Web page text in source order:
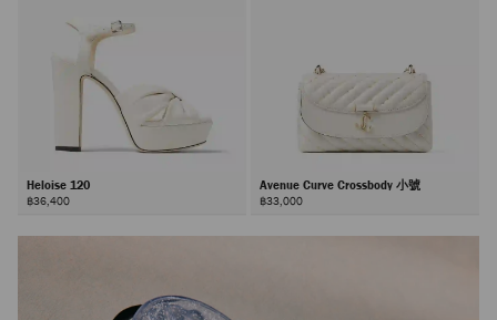
Heloise 120
฿36,400
Avenue Curve Crossbody 小號
฿33,000